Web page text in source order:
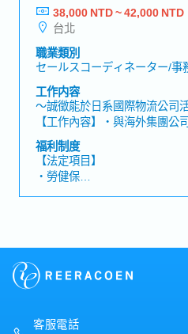
【公司福利】
・ 年度獎金 (夏季及冬季，2次
金發放。職務類別，個人績效
不同。過往平均約2個月以上。
・完備的教育訓練制度 (公司
研修，並提供自我進修機會)
・人事考評 (1次/年) *根據工
・外語學習補助
・員工旅遊
・員工健康檢查
・交通津貼
・三節獎金 (春節.端午.中秋)
・生日禮金
(工讀生及約聘人員非比照正職
38,000 NTD ~ 42,000 NTD
台北
職業類別
セールスコーディネーター/
工作内容
～誠徵能於日系國際物流公司
【工作內容】・與海外集團公
等）・客戶對應與關係維護（
據分析及文件製作・協助業務
場資訊蒐集等）・針對客戶提
規、進出口規定等）進行調查
鐵路及卡車等運輸方式，協調
福利制度
【法定項目】
・勞健保
【公司福利】
獎金：固定1.25個月＋變動獎
客服電話